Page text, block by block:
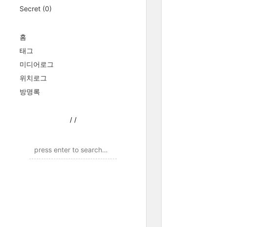
Secret (0)
홈
태그
미디어로그
위치로그
방명록
/ /